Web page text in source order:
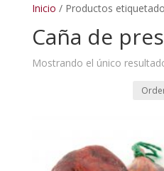
Inicio / Productos
Caña de
Mostrando el único